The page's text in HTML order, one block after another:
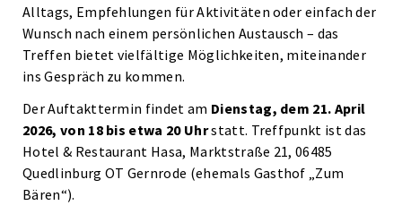
Alltags, Empfehlungen für Aktivitäten oder einfach der
Wunsch nach einem persönlichen Austausch – das
Treffen bietet vielfältige Möglichkeiten, miteinander
ins Gespräch zu kommen.
Der Auftakttermin findet am Dienstag, dem 21. April
2026, von 18 bis etwa 20 Uhrstatt. Treffpunkt ist das
Hotel & Restaurant Hasa, Marktstraße 21, 06485
Quedlinburg OT Gernrode (ehemals Gasthof „Zum
Bären“).